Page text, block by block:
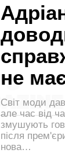
не
Світ моди
але час від
змушують
після
нова…